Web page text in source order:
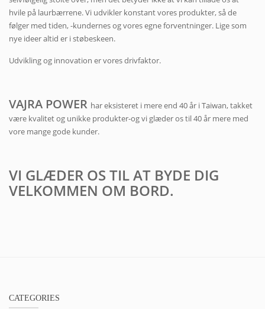
hvile på laurbærrene. Vi udvikler konstant vores produkter, så de
følger med tiden, -kundernes og vores egne forventninger. Lige som
nye ideer altid er i støbeskeen.
Udvikling og innovation er vores drivfaktor.
VAJRA POWER har eksisteret i mere end 40 år i Taiwan, takket
være kvalitet og unikke produkter-og vi glæder os til 40 år mere med
vore mange gode kunder.
VI GLÆDER OS TIL AT BYDE DIG
VELKOMMEN OM BORD.
CATEGORIES